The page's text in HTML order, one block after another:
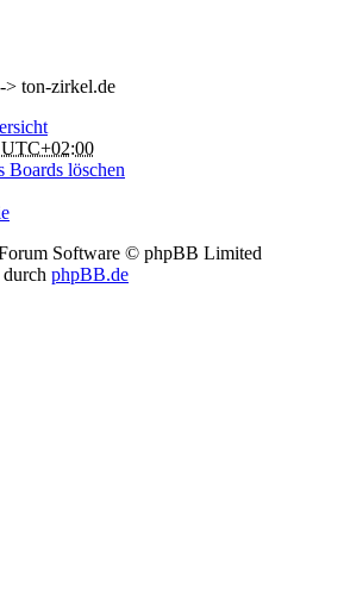
> ton-zirkel.de
UTC+02:00
Boards löschen
Software © phpBB Limited
phpBB.de